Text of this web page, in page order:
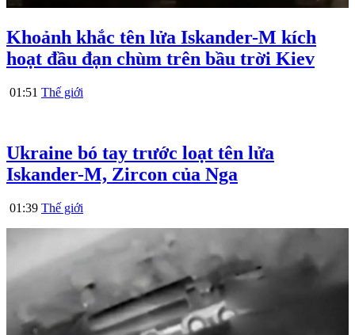
Khoảnh khắc tên lửa Iskander-M kích
hoạt đầu đạn chùm trên bầu trời Kiev
01:51 Thế giới
Ukraine bó tay trước loạt tên lửa
Iskander-M, Zircon của Nga
01:39 Thế giới